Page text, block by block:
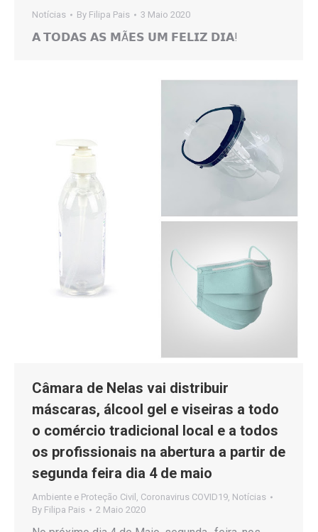
Notícias By Filipa Pais 3 Maio 2020
𝗔 𝗧𝗢𝗗𝗔𝗦 𝗔𝗦 𝗠Ã𝗘𝗦 𝗨𝗠 𝗙𝗘𝗟𝗜𝗭 𝗗𝗜𝗔!
Câmara de Nelas vai distribuir
máscaras, álcool gel e viseiras a todo
o comércio tradicional local e a todos
os profissionais na abertura a partir de
segunda feira dia 4 de maio
Ambiente e Proteção Civil , Coronavirus COVID19, Notícias
By Filipa Pais 2 Maio 2020